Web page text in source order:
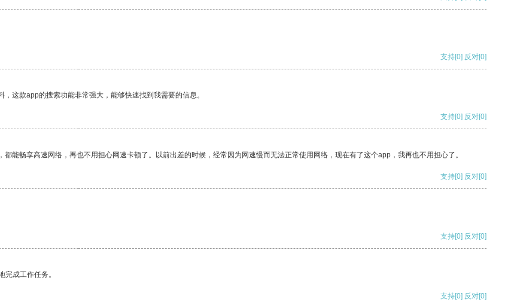
支持[0] 反对[0]
这款app的搜索功能非常强大，能够快速找到我需要的信息。
支持[0] 反对[0]
能畅享高速网络，再也不用担心网速卡顿了。以前出差的时候，经常因为网速慢而无法正常使用网络，现在有了这个app，我再也不用担心了。
支持[0] 反对[0]
支持[0] 反对[0]
成工作任务。
支持[0] 反对[0]